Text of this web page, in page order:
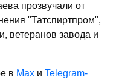
прозвучали от
"Татспиртпром",
ветеранов завода и
в Max и Telegram-